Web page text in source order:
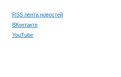
RSS лента новостей
ВКонтакте
YouTube